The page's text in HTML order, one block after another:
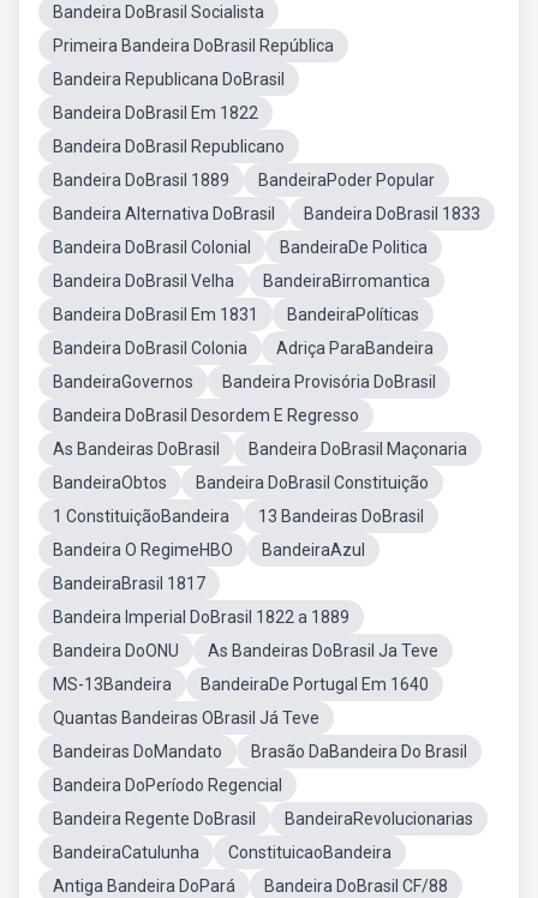
Bandeira DoBrasil Socialista
Primeira Bandeira DoBrasil República
Bandeira Republicana DoBrasil
Bandeira DoBrasil Em 1822
Bandeira DoBrasil Republicano
Bandeira DoBrasil 1889
BandeiraPoder Popular
Bandeira Alternativa DoBrasil
Bandeira DoBrasil 1833
Bandeira DoBrasil Colonial
BandeiraDe Politica
Bandeira DoBrasil Velha
BandeiraBirromantica
Bandeira DoBrasil Em 1831
BandeiraPolíticas
Bandeira DoBrasil Colonia
Adriça ParaBandeira
BandeiraGovernos
Bandeira Provisória DoBrasil
Bandeira DoBrasil Desordem E Regresso
As Bandeiras DoBrasil
Bandeira DoBrasil Maçonaria
BandeiraObtos
Bandeira DoBrasil Constituição
1 ConstituiçãoBandeira
13 Bandeiras DoBrasil
Bandeira O RegimeHBO
BandeiraAzul
BandeiraBrasil 1817
Bandeira Imperial DoBrasil 1822 a 1889
Bandeira DoONU
As Bandeiras DoBrasil Ja Teve
MS-13Bandeira
BandeiraDe Portugal Em 1640
Quantas Bandeiras OBrasil Já Teve
Bandeiras DoMandato
Brasão DaBandeira Do Brasil
Bandeira DoPeríodo Regencial
Bandeira Regente DoBrasil
BandeiraRevolucionarias
BandeiraCatulunha
ConstituicaoBandeira
Antiga Bandeira DoPará
Bandeira DoBrasil CF/88